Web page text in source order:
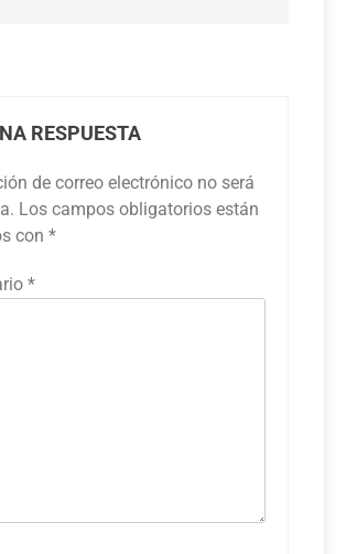
RESPUESTA
de correo electrónico no será
Los campos obligatorios están
con *
*